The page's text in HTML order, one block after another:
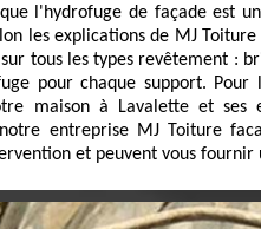
que l'hydrofuge de façade est
les explications de MJ
tous les types revêtement :
pour chaque support.
maison à Lavalette et ses
entreprise MJ Toiture
et peuvent vous fournir